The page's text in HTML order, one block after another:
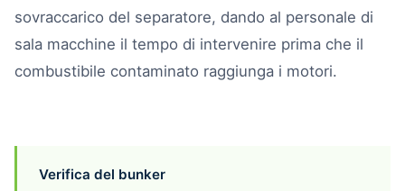
sovraccarico del separatore, dando al personale di
sala macchine il tempo di intervenire prima che il
combustibile contaminato raggiunga i motori.
Verifica del bunker